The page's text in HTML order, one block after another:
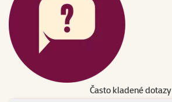
Často kladené dotazy